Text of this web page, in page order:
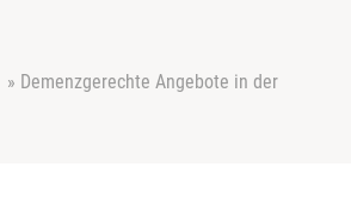
» Demenzgerechte Angebote in der